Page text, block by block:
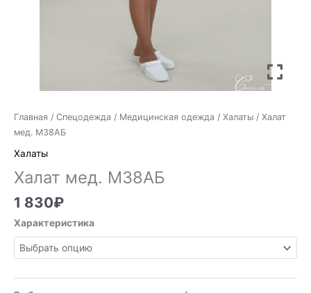
Главная / Спецодежда / Медицинская одежда / Халаты / Халат
мед. М38АБ
Халаты
Халат мед. М38АБ
1 830₽
Характеристика